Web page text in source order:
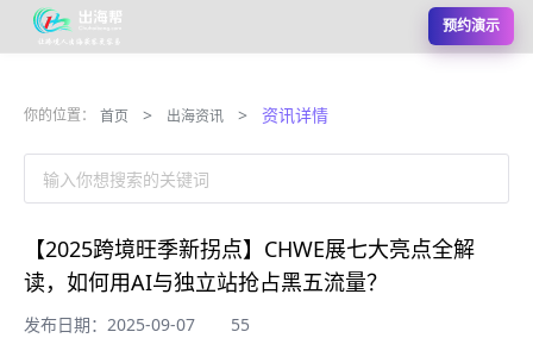
预约演示
你的位置： 首页 > 出海资讯 > 资讯详情
输入你想搜索的关键词
【2025跨境旺季新拐点】CHWE展七大亮点全解
读，如何用AI与独立站抢占黑五流量？
发布日期：2025-09-07 55